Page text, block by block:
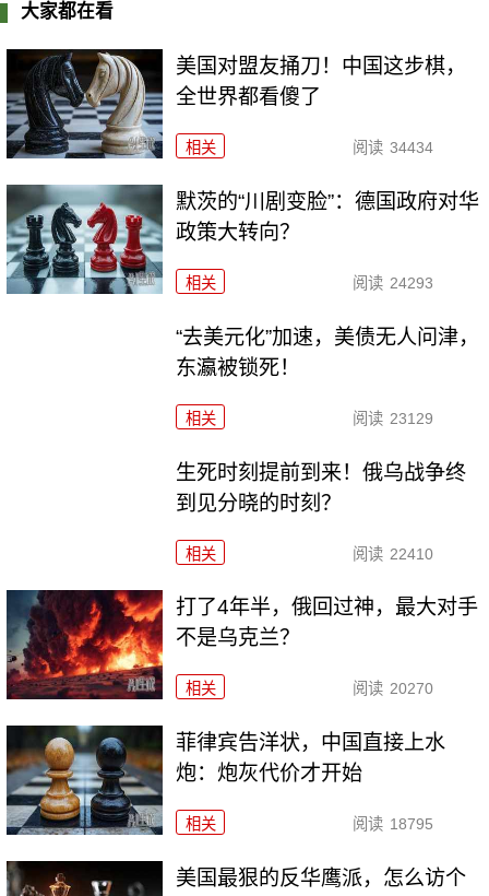
大家都在看
美国对盟友捅刀！中国这步棋，
全世界都看傻了
相关 阅读 34434
默茨的“川剧变脸”：德国政府对华
政策大转向？
相关 阅读 24293
“去美元化”加速，美债无人问津，
东瀛被锁死！
相关 阅读 23129
生死时刻提前到来！俄乌战争终
到见分晓的时刻？
相关 阅读 22410
打了4年半，俄回过神，最大对手
不是乌克兰？
相关 阅读 20270
菲律宾告洋状，中国直接上水
炮：炮灰代价才开始
相关 阅读 18795
美国最狠的反华鹰派，怎么访个